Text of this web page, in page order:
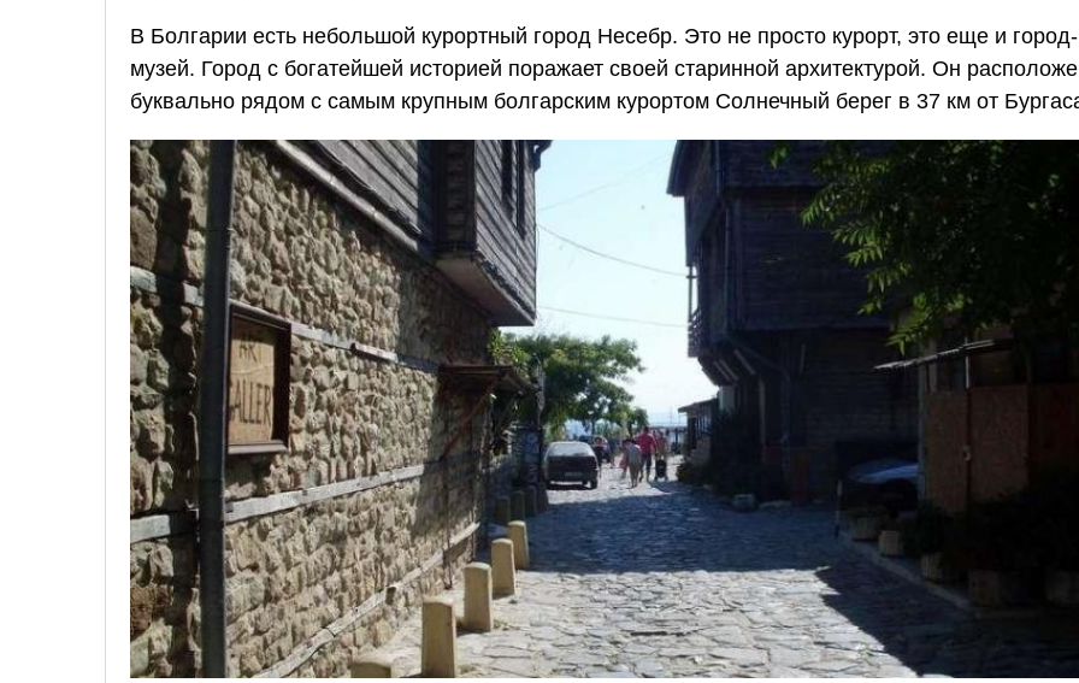
В Болгарии есть небольшой курортный город Несебр. Это не просто курорт, это еще и город-
музей. Город с богатейшей историей поражает своей старинной архитектурой. Он
буквально рядом с самым крупным болгарским курортом Солнечный берег в 37 км от